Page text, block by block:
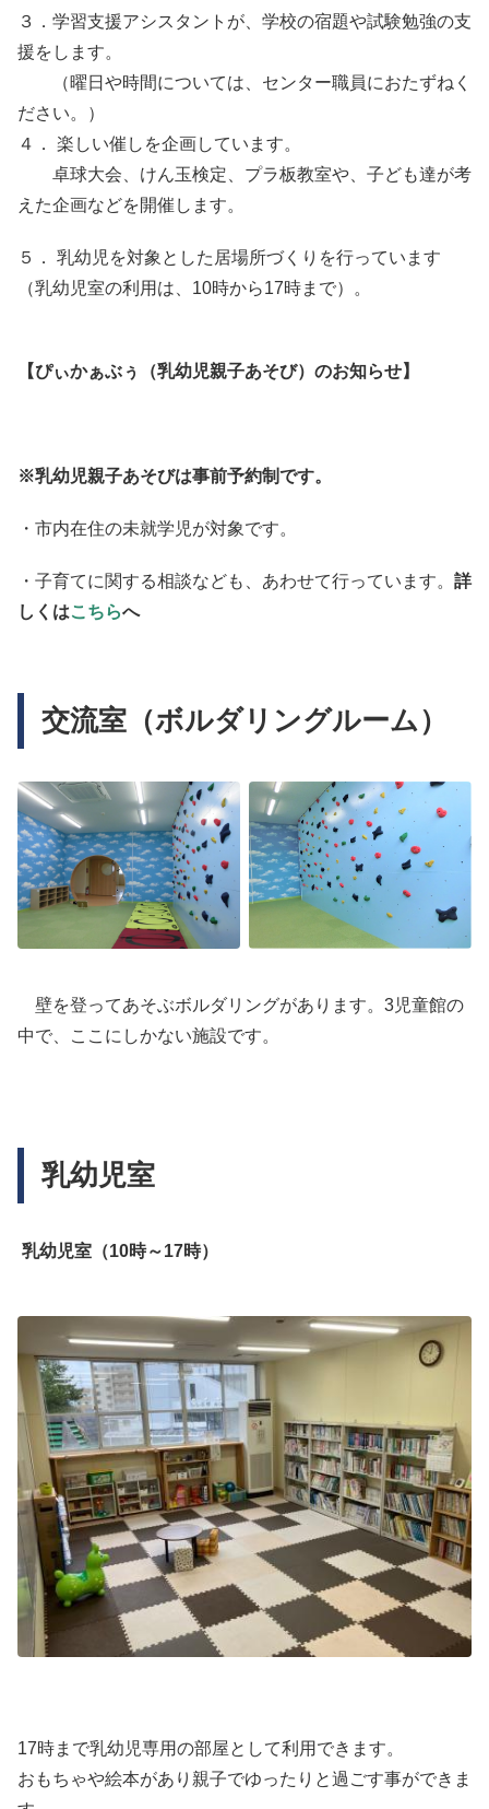
３．学習支援アシスタントが、学校の宿題や試験勉強の支
援をします。
（曜日や時間については、センター職員におたずねく
ださい。）
４． 楽しい催しを企画しています。
卓球大会、けん玉検定、プラ板教室や、子ども達が考
えた企画などを開催します。
５． 乳幼児を対象とした居場所づくりを行っています
（乳幼児室の利用は、10時から17時まで）。
【ぴぃかぁぶぅ（乳幼児親子あそび）のお知らせ】
※乳幼児親子あそびは事前予約制です。
・市内在住の未就学児が対象です。
・子育てに関する相談なども、あわせて行っています。 詳
しくはこちらへ
交流室（ボルダリングルーム）
壁を登ってあそぶボルダリングがあります。3児童館の
中で、ここにしかない施設です。
乳幼児室
乳幼児室（10時～17時）
17時まで乳幼児専用の部屋として利用できます。
おもちゃや絵本があり親子でゆったりと過ごす事ができま